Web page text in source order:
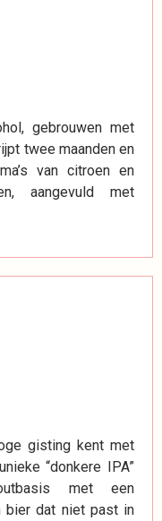
gebrouwen met
twee maanden en
van citroen en
aangevuld met
gisting kent met
“donkere IPA”
met een
bier dat niet past in